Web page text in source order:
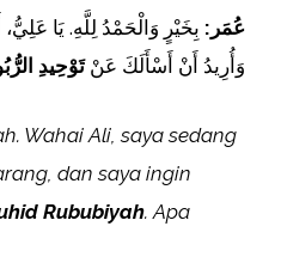
عُمَر: بِخَيْرٍ وَالْحَمْدُ لِلَّهِ. يَا
وَأُرِيدُ أَنْ أَسْأَلَكَ عَنْتَوْحِيدِ
Wahai Ali, saya sedang
dan saya ingin
Rububiyah. Apa